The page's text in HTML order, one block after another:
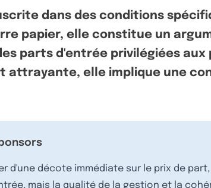
dans des conditions
papier, elle constitue un
parts d'entrée privilégiées aux
elle implique une
décote immédiate sur le prix de
mais la qualité de la gestion et la